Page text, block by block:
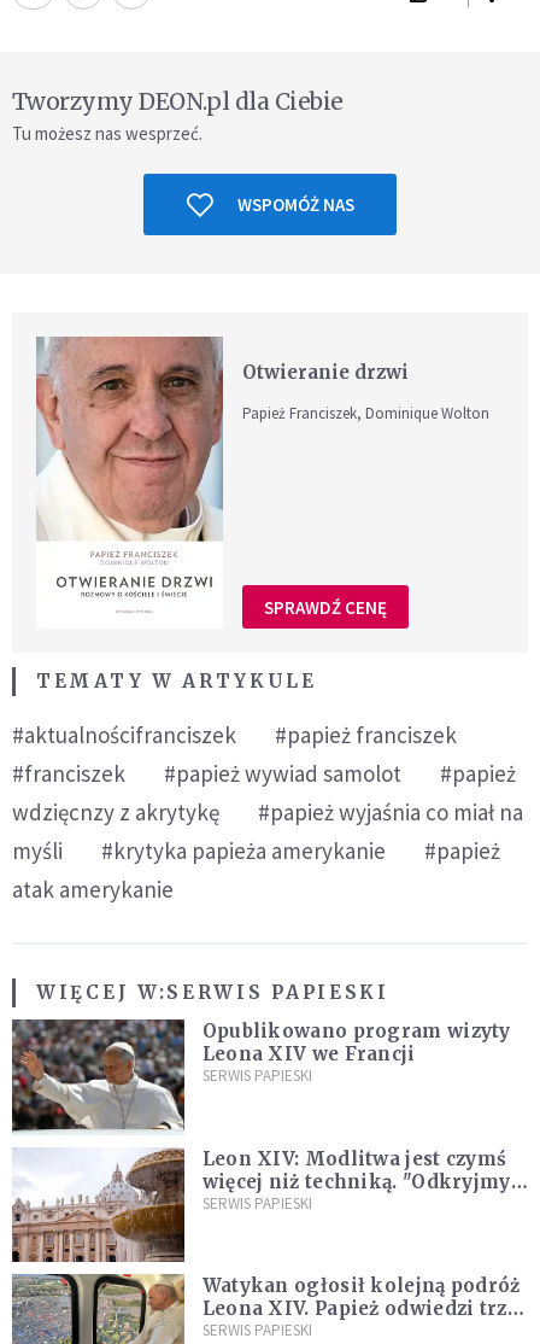
Tworzymy DEON.pl dla Ciebie
Tu możesz nas wesprzeć.
WSPOMÓŻ NAS
Otwieranie drzwi
Papież Franciszek, Dominique Wolton
SPRAWDŹ CENĘ
TEMATY W ARTYKULE
#aktualnościfranciszek
#papież franciszek
#franciszek
#papież wywiad samolot
#papież
wdzięcnzy z akrytykę
#papież wyjaśnia co miał na
myśli
#krytyka papieża amerykanie
#papież
atak amerykanie
WIĘCEJ W:SERWIS PAPIESKI
Opublikowano program wizyty
Leona XIV we Francji
SERWIS PAPIESKI
Leon XIV: Modlitwa jest czymś
więcej niż techniką. "Odkryjmy
ją na nowo"
SERWIS PAPIESKI
Watykan ogłosił kolejną podróż
Leona XIV. Papież odwiedzi trzy
kraje Ameryki Południowej
SERWIS PAPIESKI